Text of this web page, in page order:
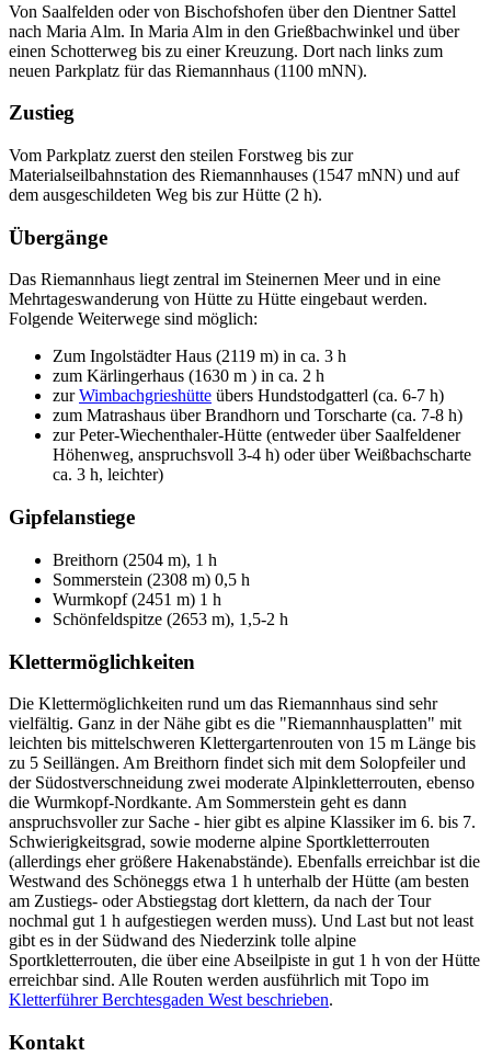
Von Saalfelden oder von Bischofshofen über den Dientner Sattel
nach Maria Alm. In Maria Alm in den Grießbachwinkel und über
einen Schotterweg bis zu einer Kreuzung. Dort nach links zum
neuen Parkplatz für das Riemannhaus (1100 mNN).
Zustieg
Vom Parkplatz zuerst den steilen Forstweg bis zur
Materialseilbahnstation des Riemannhauses (1547 mNN) und auf
dem ausgeschildeten Weg bis zur Hütte (2 h).
Übergänge
Das Riemannhaus liegt zentral im Steinernen Meer und in eine
Mehrtageswanderung von Hütte zu Hütte eingebaut werden.
Folgende Weiterwege sind möglich:
Zum Ingolstädter Haus (2119 m) in ca. 3 h
zum Kärlingerhaus (1630 m ) in ca. 2 h
zurWimbachgrieshütte übers Hundstodgatterl (ca. 6-7 h)
zum Matrashaus über Brandhorn und Torscharte (ca. 7-8 h)
zur Peter-Wiechenthaler-Hütte (entweder über Saalfeldener
Höhenweg, anspruchsvoll 3-4 h) oder über Weißbachscharte
ca. 3 h, leichter)
Gipfelanstiege
Breithorn (2504 m), 1 h
Sommerstein (2308 m) 0,5 h
Wurmkopf (2451 m) 1 h
Schönfeldspitze (2653 m), 1,5-2 h
Klettermöglichkeiten
Die Klettermöglichkeiten rund um das Riemannhaus sind sehr
vielfältig. Ganz in der Nähe gibt es die "Riemannhausplatten" mit
leichten bis mittelschweren Klettergartenrouten von 15 m Länge bis
zu 5 Seillängen. Am Breithorn findet sich mit dem Solopfeiler und
der Südostverschneidung zwei moderate Alpinkletterrouten, ebenso
die Wurmkopf-Nordkante. Am Sommerstein geht es dann
anspruchsvoller zur Sache - hier gibt es alpine Klassiker im 6. bis 7.
Schwierigkeitsgrad, sowie moderne alpine Sportkletterrouten
(allerdings eher größere Hakenabstände). Ebenfalls erreichbar ist die
Westwand des Schöneggs etwa 1 h unterhalb der Hütte (am besten
am Zustiegs- oder Abstiegstag dort klettern, da nach der Tour
nochmal gut 1 h aufgestiegen werden muss). Und Last but not least
gibt es in der Südwand des Niederzink tolle alpine
Sportkletterrouten, die über eine Abseilpiste in gut 1 h von der Hütte
erreichbar sind. Alle Routen werden ausführlich mit Topo im
Kletterführer Berchtesgaden West beschrieben.
Kontakt